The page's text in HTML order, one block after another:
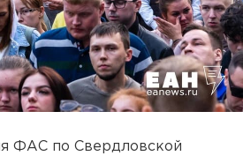
ФАС по Свердловской